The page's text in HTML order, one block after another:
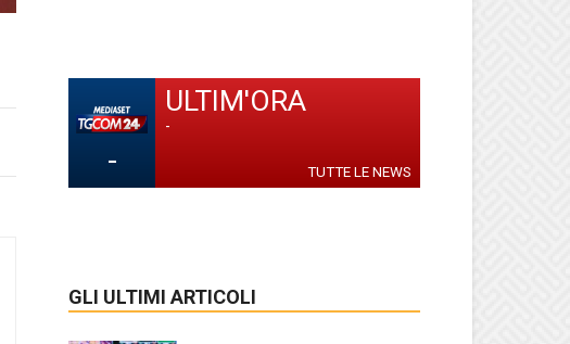
-
ULTIM'ORA
-
TUTTE LE NEWS
GLI ULTIMI ARTICOLI